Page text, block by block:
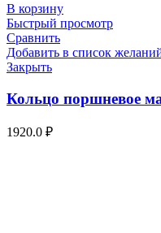
В корзину
Быстрый просмотр
Сравнить
Добавить в список
Закрыть
Кольцо поршневое
1920.0 ₽